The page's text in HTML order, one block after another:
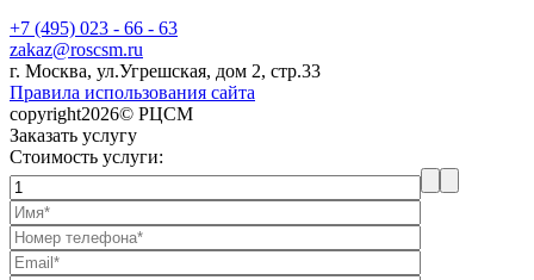
+7 (495) 023 - 66 - 63
zakaz@roscsm.ru
г. Москва, ул.Угрешская, дом 2, стр.33
Правила использования сайта
copyright2026© РЦСМ
Заказать услугу
Стоимость услуги: